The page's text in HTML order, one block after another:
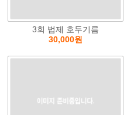
3회 법제 호두기름
30,000원